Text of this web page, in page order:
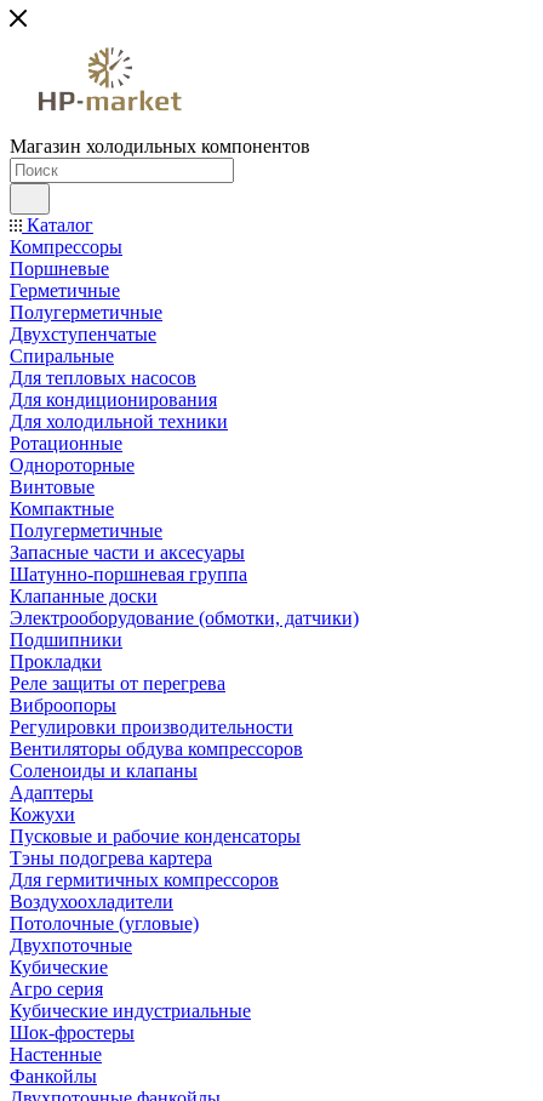
Магазин холодильных компонентов
Каталог
Компрессоры
Поршневые
Герметичные
Полугерметичные
Двухступенчатые
Спиральные
Для тепловых насосов
Для кондиционирования
Для холодильной техники
Ротационные
Однороторные
Винтовые
Компактные
Полугерметичные
Запасные части и аксесуары
Шатунно-поршневая группа
Клапанные доски
Электрооборудование (обмотки, датчики)
Подшипники
Прокладки
Реле защиты от перегрева
Виброопоры
Регулировки производительности
Вентиляторы обдува компрессоров
Соленоиды и клапаны
Адаптеры
Кожухи
Пусковые и рабочие конденсаторы
Тэны подогрева картера
Для гермитичных компрессоров
Воздухоохладители
Потолочные (угловые)
Двухпоточные
Кубические
Агро серия
Кубические индустриальные
Шок-фростеры
Настенные
Фанкойлы